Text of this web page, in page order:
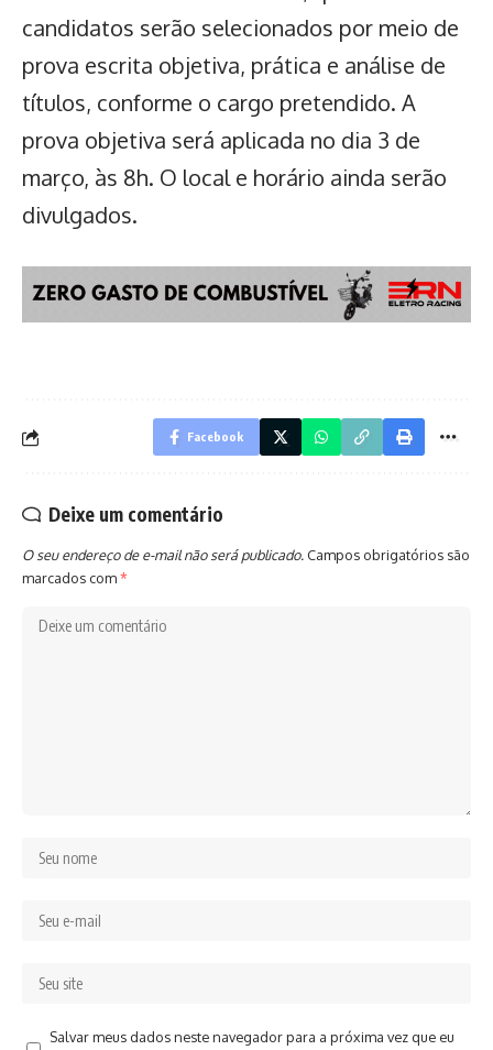
candidatos serão selecionados por meio de
prova escrita objetiva, prática e análise de
títulos, conforme o cargo pretendido. A
prova objetiva será aplicada no dia 3 de
março, às 8h. O local e horário ainda serão
divulgados.
Facebook
Deixe um comentário
O seu endereço de e-mail não será publicado. Campos obrigatórios são
marcados com*
Salvar meus dados neste navegador para a próxima vez que eu